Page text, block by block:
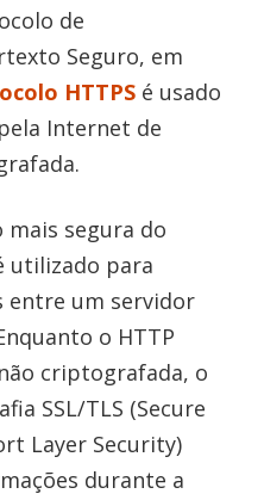
de
Seguro, em
HTTPS é usado
Internet de
mais segura do
utilizado para
um servidor
o HTTP
criptografada, o
SSL/TLS (Secure
Layer Security)
durante a